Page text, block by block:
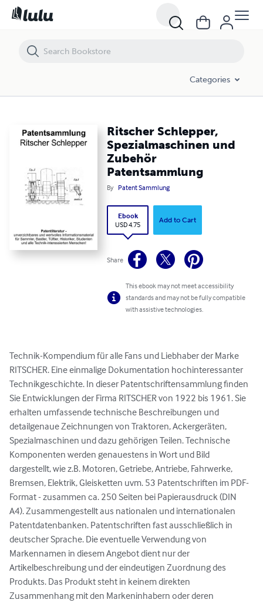
Categories
Ritscher Schlepper,
Spezialmaschinen und
Zubehör
Patentsammlung
By Patent Sammlung
Ebook
USD 4.75
Add to Cart
Share
This ebook may not meet accessibility
standards and may not be fully compatible
with assistive technologies.
Technik-Kompendium für alle Fans und Liebhaber der Marke
RITSCHER. Eine einmalige Dokumentation hochinteressanter
Technikgeschichte. In dieser Patentschriftensammlung finden
Sie Entwicklungen der Firma RITSCHER von 1922 bis 1961. Sie
erhalten umfassende technische Beschreibungen und
detailgenaue Zeichnungen von Traktoren, Ackergeräten,
Spezialmaschinen und dazu gehörigen Teilen. Technische
Komponenten werden genauestens in Wort und Bild
dargestellt, wie z.B. Motoren, Getriebe, Antriebe, Fahrwerke,
Bremsen, Elektrik, Gleisketten uvm. 53 Patentschriften im PDF-
Format - zusammen ca. 250 Seiten bei Papierausdruck (DIN
A4). Zusammengestellt aus nationalen und internationalen
Patentdatenbanken. Patentschriften fast ausschließlich in
deutscher Sprache. Die eventuelle Verwendung von
Markennamen in diesem Angebot dient nur der
Artikelbeschreibung und der eindeutigen Zuordnung des
Produkts. Das Produkt steht in keinem direkten
Zusammenhang mit den Markeninhabern oder deren
Ritscher Schlepper, Spezialmaschinen und Zubehör